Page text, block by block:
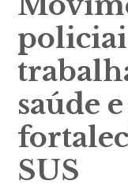
saúde
SUS